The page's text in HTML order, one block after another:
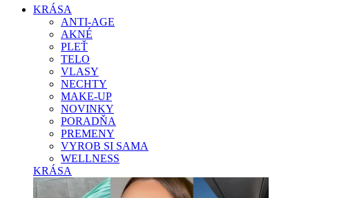
KRÁSA
ANTI-AGE
AKNÉ
PLEŤ
TELO
VLASY
NECHTY
MAKE-UP
NOVINKY
PORADŇA
PREMENY
VYROB SI SAMA
WELLNESS
KRÁSA